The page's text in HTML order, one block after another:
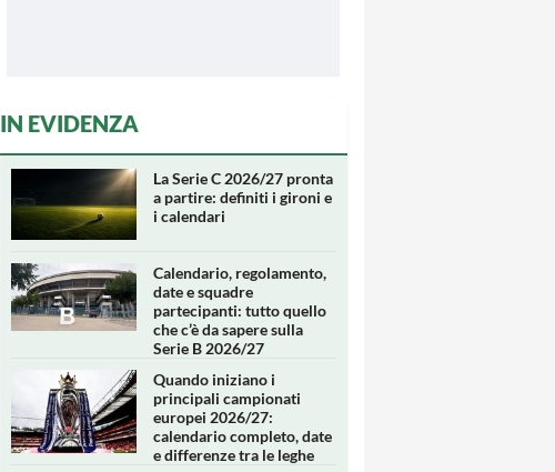
IN EVIDENZA
La Serie C 2026/27 pronta
a partire: definiti i gironi e
i calendari
Calendario, regolamento,
date e squadre
partecipanti: tutto quello
che c’è da sapere sulla
Serie B 2026/27
Quando iniziano i
principali campionati
europei 2026/27:
calendario completo, date
e differenze tra le leghe